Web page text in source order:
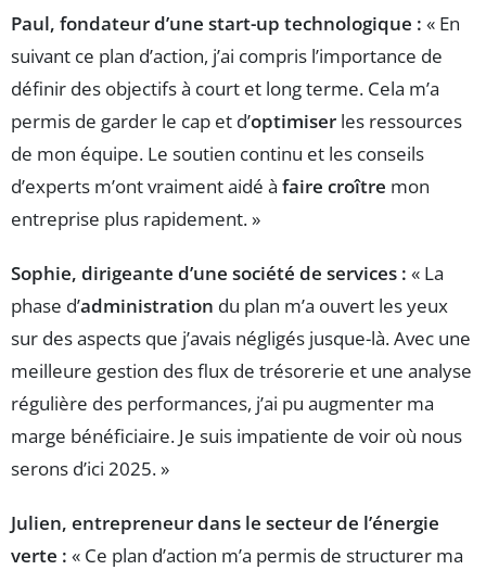
Paul, fondateur d’une start-up technologique : « En
suivant ce plan d’action, j’ai compris l’importance de
définir des objectifs à court et long terme. Cela m’a
permis de garder le cap et d’optimiser les ressources
de mon équipe. Le soutien continu et les conseils
d’experts m’ont vraiment aidé à faire croître mon
entreprise plus rapidement. »
Sophie, dirigeante d’une société de services : « La
phase d’administration du plan m’a ouvert les yeux
sur des aspects que j’avais négligés jusque-là. Avec une
meilleure gestion des flux de trésorerie et une analyse
régulière des performances, j’ai pu augmenter ma
marge bénéficiaire. Je suis impatiente de voir où nous
serons d’ici 2025. »
Julien, entrepreneur dans le secteur de l’énergie
verte : « Ce plan d’action m’a permis de structurer ma